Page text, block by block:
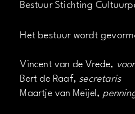
Bestuur Stichting
Het bestuur wordt
Vincent van de Vrede,
Bert de Raaf, secretaris
Maartje van Meijel,